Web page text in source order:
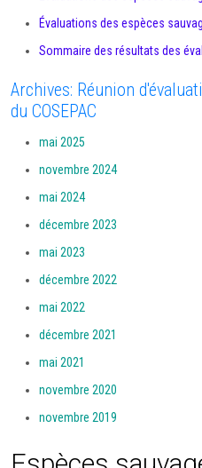
Évaluations des espèces
Sommaire des résultats des
Archives: Réunion
du COSEPAC
mai 2025
novembre 2024
mai 2024
décembre 2023
mai 2023
décembre 2022
mai 2022
décembre 2021
mai 2021
novembre 2020
novembre 2019